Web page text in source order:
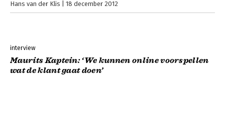
Hans van der Klis 18 december 2012
interview
Maurits Kaptein: ‘We kunnen online voorspellen
wat de klant gaat doen’